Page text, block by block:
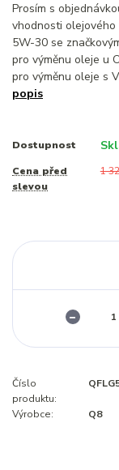
Prosím s
vhodnosti
5W-30 se
pro výměnu oleje u
pro výměnu oleje s
popis
Dostupnost
Cena před
slevou
1
Číslo
produktu:
Výrobce: Q8